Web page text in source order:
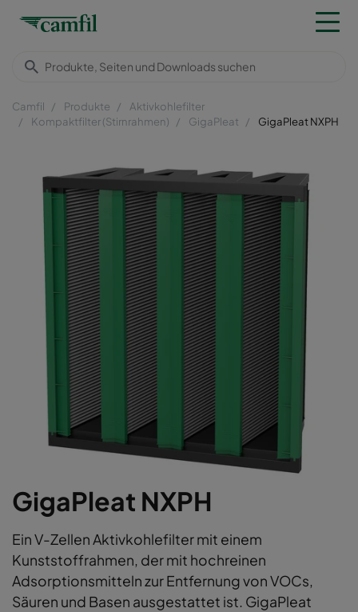
Camfil Produkte
Aktivkohlefilter
Kompaktfilter (Stirnrahmen)
GigaPleat GigaPleat NXPH
GigaPleat NXPH
Ein V-Zellen Aktivkohlefilter mit einem
Kunststoffrahmen, der mit hochreinen
Adsorptionsmitteln zur Entfernung von VOCs,
Säuren und Basen ausgestattet ist. GigaPleat